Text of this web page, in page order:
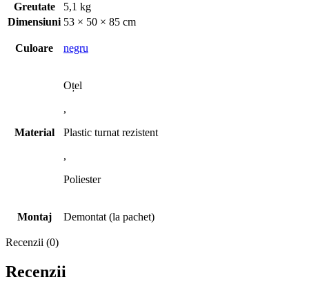
Greutate
5,1 kg
Dimensiuni 53 × 50 × 85 cm
Culoare negru
Material
Oțel
,
Plastic turnat rezistent
,
Poliester
Montaj Demontat (la pachet)
Recenzii (0)
Recenzii